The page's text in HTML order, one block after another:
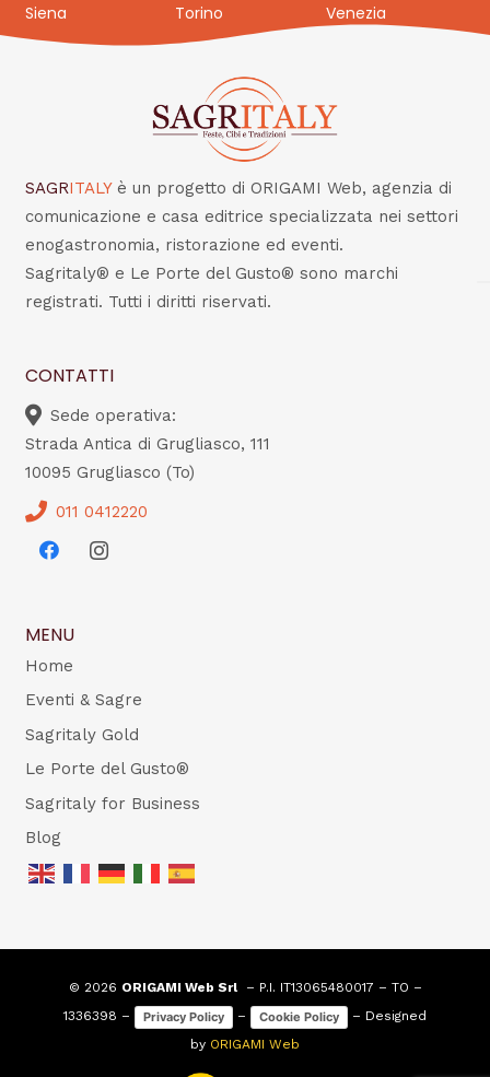
Siena
Torino Venezia
SAGRITALY è un progetto di ORIGAMI Web, agenzia di
comunicazione e casa editrice specializzata nei settori
enogastronomia, ristorazione ed eventi.
Sagritaly® e Le Porte del Gusto® sono marchi
registrati. Tutti i diritti riservati.
CONTATTI
Sede operativa:
Strada Antica di Grugliasco, 111
10095 Grugliasco (To)
011 0412220
MENU
Home
Eventi & Sagre
Sagritaly Gold
Le Porte del Gusto®
Sagritaly for Business
Blog
© 2026 ORIGAMI Web Srl– P.I. IT13065480017 – TO –
1336398 –
Privacy Policy – Cookie Policy
– Designed
by ORIGAMI Web